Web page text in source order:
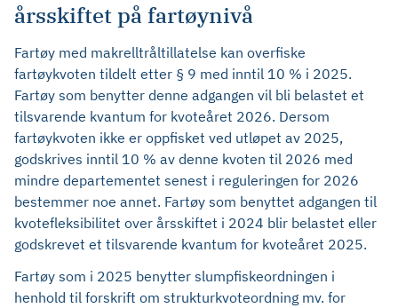
årsskiftet på fartøynivå
Fartøy med makrelltråltillatelse kan overfiske
fartøykvoten tildelt etter § 9 med inntil 10 % i 2025.
Fartøy som benytter denne adgangen vil bli belastet et
tilsvarende kvantum for kvoteåret 2026. Dersom
fartøykvoten ikke er oppfisket ved utløpet av 2025,
godskrives inntil 10 % av denne kvoten til 2026 med
mindre departementet senest i reguleringen for 2026
bestemmer noe annet. Fartøy som benyttet adgangen til
kvotefleksibilitet over årsskiftet i 2024 blir belastet eller
godskrevet et tilsvarende kvantum for kvoteåret 2025.
Fartøy som i 2025 benytter slumpfiskeordningen i
henhold til forskrift om strukturkvoteordning mv. for